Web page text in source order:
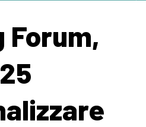
Forum,